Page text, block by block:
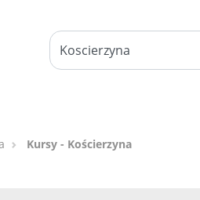
Kursy - Kościerzyna